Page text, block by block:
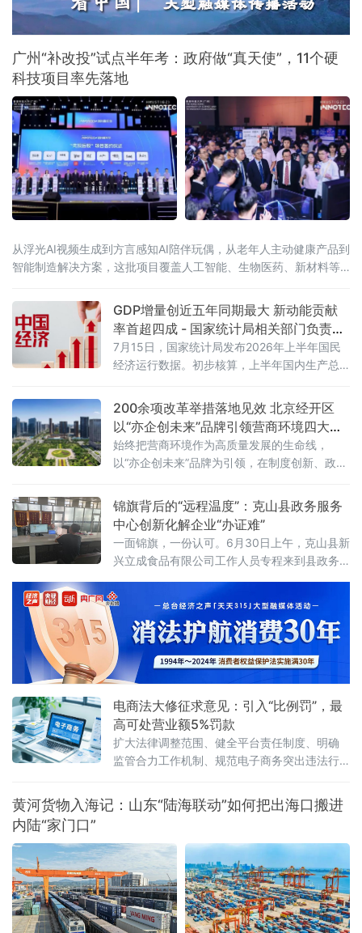
出12条举措。这是怀柔综合性国家科学中心进
入“运行为主”新阶段后，北京首次系统出台针对
广州“补改投”试点半年考：政府做“真天使”，11个硬
科技项目率先落地
从浮光AI视频生成到方言感知AI陪伴玩偶，从老年人主动健康产品到
智能制造解决方案，这批项目覆盖人工智能、生物医药、新材料等
室里一个“
GDP增量创近五年同期最大 新动能贡献
率首超四成 - 国家统计局相关部门负责人
解读中国经济半年报
7月15日，国家统计局发布2026年上半年国民
经济运行数据。初步核算，上半年国内生产总
比增长4.7%。分季度看，一季度GDP同比增长
5.0%，二季度增长4.3%。在当日国新办举行的
新闻发布会上，国家统计局副局长毛盛勇
用“稳、韧、新、优”四个关键词概括了上半年经
济运行的基本态势。7月16日，国家统计局国民
200余项改革举措落地见效 北京经开区
以“亦企创未来”品牌引领营商环境四大维
度跃升
始终把营商环境作为高质量发展的生命线，
以“亦企创未来”品牌为引领，在制度创新、政务
力，充分发挥全市营商环境改革试验田和示范
区作
锦旗背后的“远程温度”：克山县政务服务
中心创新化解企业“办证难”
一面锦旗，一份认可。6月30日上午，克山县新
兴立成食品有限公司工作人员专程来到县政务
服务暖人心”的锦旗送到“企业之家”窗口，对该
窗口工作人员在其业务办理过程中提供的专业
高效、贴心暖心服务表达诚挚谢意。此次企业
申办的业务情况复杂、办理难度较大。该事项
涉及农民合作社、村集体等多方主体，关联范
围广、人员分布散
电商法大修征求意见：引入“比例罚”，最
高可处营业额5%罚款
扩大法律调整范围、健全平台责任制度、明确
监管合力工作机制、规范电子商务突出违法行
黄河货物入海记：山东“陆海联动”如何把出海口搬进
内陆“家门口”